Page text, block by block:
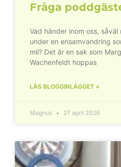
Fråga
Vad händer inom oss,
under en ensamvandring
mil? Det är en sak som
Wachenfeldt hoppas
LÄS BLOGGINLÄGGET »
Magnus 27 april 2026